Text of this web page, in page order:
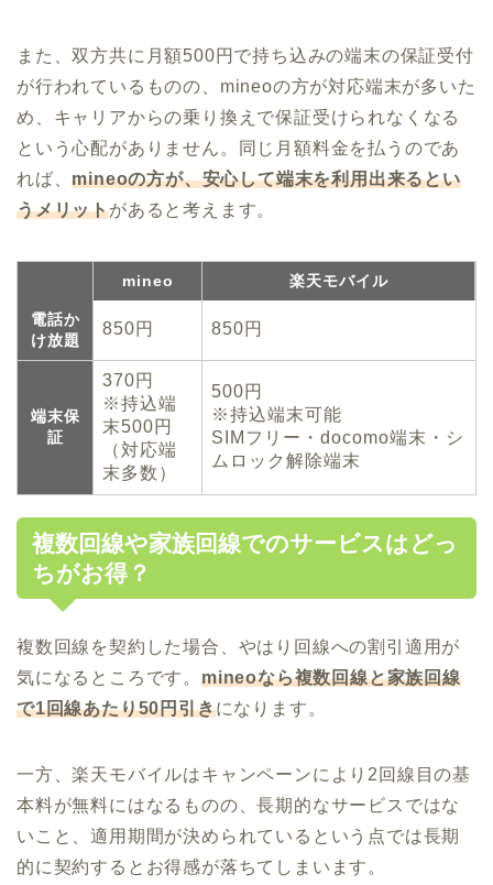
また、双方共に月額500円で持ち込みの端末の保証受付
が行われているものの、mineoの方が対応端末が多いた
め、キャリアからの乗り換えで保証受けられなくなる
という心配がありません。同じ月額料金を払うのであ
れば、mineoの方が、安心して端末を利用出来るとい
うメリットがあると考えます。
mineo 楽天モバイル
電話か
け放題
850円 850円
端末保
証
370円
※持込端
末500円
（対応端
末多数）
500円
※持込端末可能
SIMフリー・docomo端末・シ
ムロック解除端末
複数回線や家族回線でのサービスはどっ
ちがお得？
複数回線を契約した場合、やはり回線への割引適用が
気になるところです。 mineoなら複数回線と家族回線
で1回線あたり50円引きになります。
一方、楽天モバイルはキャンペーンにより2回線目の基
本料が無料にはなるものの、長期的なサービスではな
いこと、適用期間が決められているという点では長期
的に契約するとお得感が落ちてしまいます。